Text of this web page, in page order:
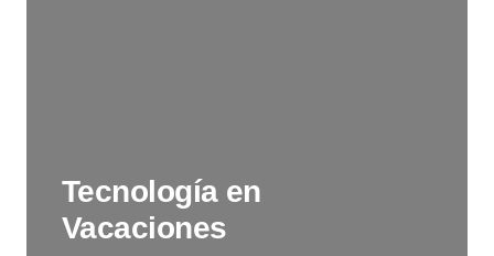
Tecnología en
Vacaciones